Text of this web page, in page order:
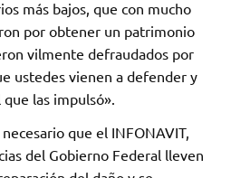
más bajos, que con mucho
por obtener un patrimonio
vilmente defraudados por
ustedes vienen a defender y
las impulsó».
que el INFONAVIT,
del Gobierno Federal lleven